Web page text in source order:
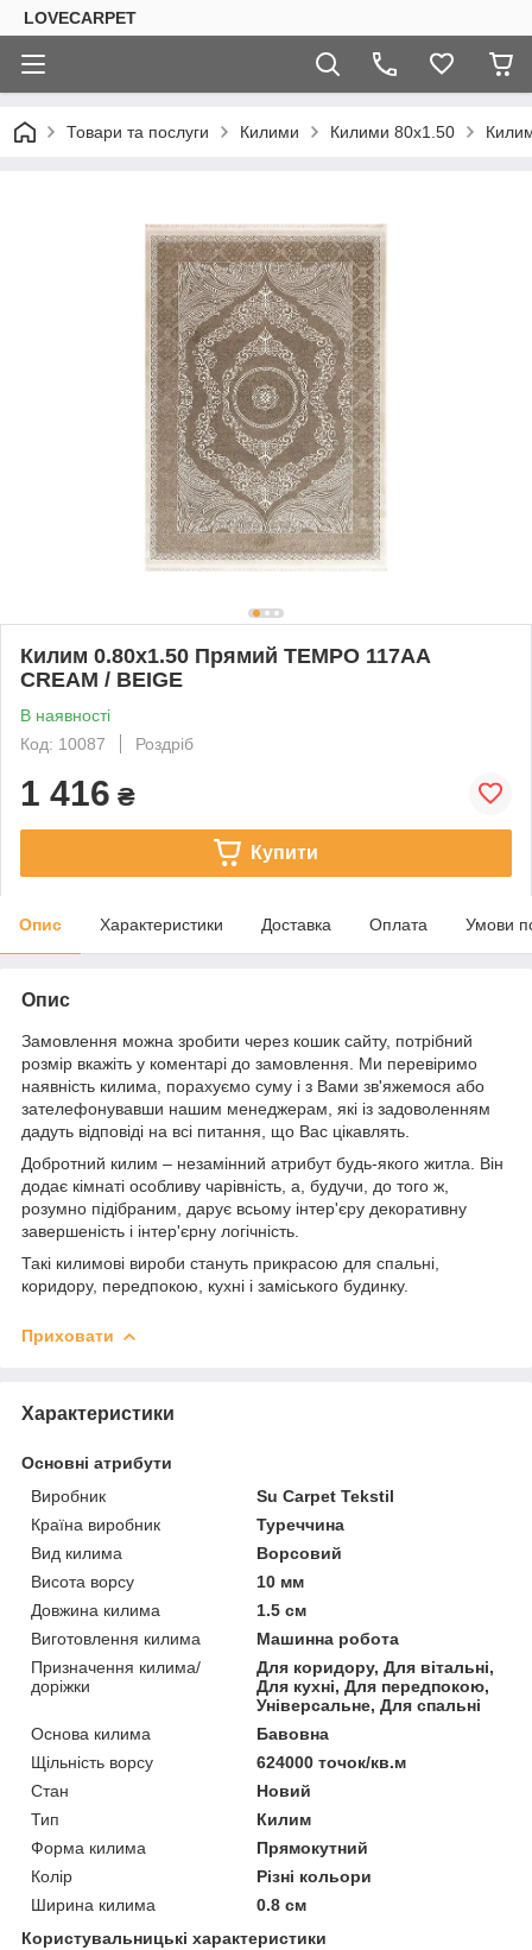
LOVECARPET
Товари та послуги Килими Килими 80х1.50
Килим 0.80х1.50 Прямий TEMPO 117AA
CREAM / BEIGE
В наявності
Код: 10087
Роздріб
1 416 ₴
Купити
Опис Характеристики Доставка Оплата Умови
Опис
Замовлення можна зробити через кошик сайту, потрібний
розмір вкажіть у коментарі до замовлення. Ми перевіримо
наявність килима, порахуємо суму і з Вами зв'яжемося або
зателефонувавши нашим менеджерам, які із задоволенням
дадуть відповіді на всі питання, що Вас цікавлять.
Добротний килим – незамінний атрибут будь-якого житла. Він
додає кімнаті особливу чарівність, а, будучи, до того ж,
розумно підібраним, дарує всьому інтер'єру декоративну
завершеність і інтер'єрну логічність.
Такі килимові вироби стануть прикрасою для спальні,
коридору, передпокою, кухні і заміського будинку.
Приховати
Характеристики
Основні атрибути
Виробник
Su Carpet Tekstil
Країна виробник
Туреччина
Вид килима
Ворсовий
Висота ворсу
10 мм
Довжина килима
1.5 см
Виготовлення килима
Машинна робота
Призначення килима/
доріжки
Для коридору, Для вітальні,
Для кухні, Для передпокою,
Універсальне, Для спальні
Основа килима
Бавовна
Щільність ворсу
624000 точок/кв.м
Стан
Новий
Тип
Килим
Форма килима
Прямокутний
Колір
Різні кольори
Ширина килима
0.8 см
Користувальницькі характеристики